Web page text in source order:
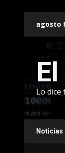
agosto
Lo dice
Noticias